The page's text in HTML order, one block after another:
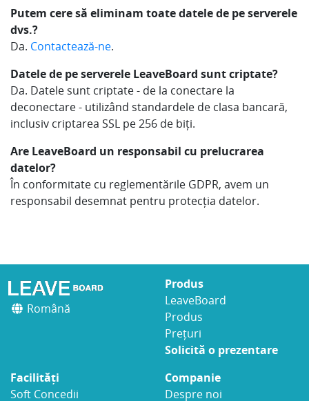
Putem cere să eliminam toate datele de pe serverele
dvs.?
Da. Contactează-ne.
Datele de pe serverele LeaveBoard sunt criptate?
Da. Datele sunt criptate - de la conectare la
deconectare - utilizând standardele de clasa bancară,
inclusiv criptarea SSL pe 256 de biți.
Are LeaveBoard un responsabil cu prelucrarea
datelor?
În conformitate cu reglementările GDPR, avem un
responsabil desemnat pentru protecția datelor.
Română
Produs
LeaveBoard
Produs
Prețuri
Solicită o prezentare
Facilități
Soft Concedii
Companie
Despre noi